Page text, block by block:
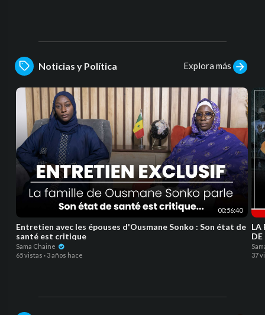
Noticias y Política Explora más
00:56:40
Entretien avec les épouses d'Ousmane Sonko : Son état de
santé est critique
Sama Chaine
65 vistas · 3 años hace
LA
37